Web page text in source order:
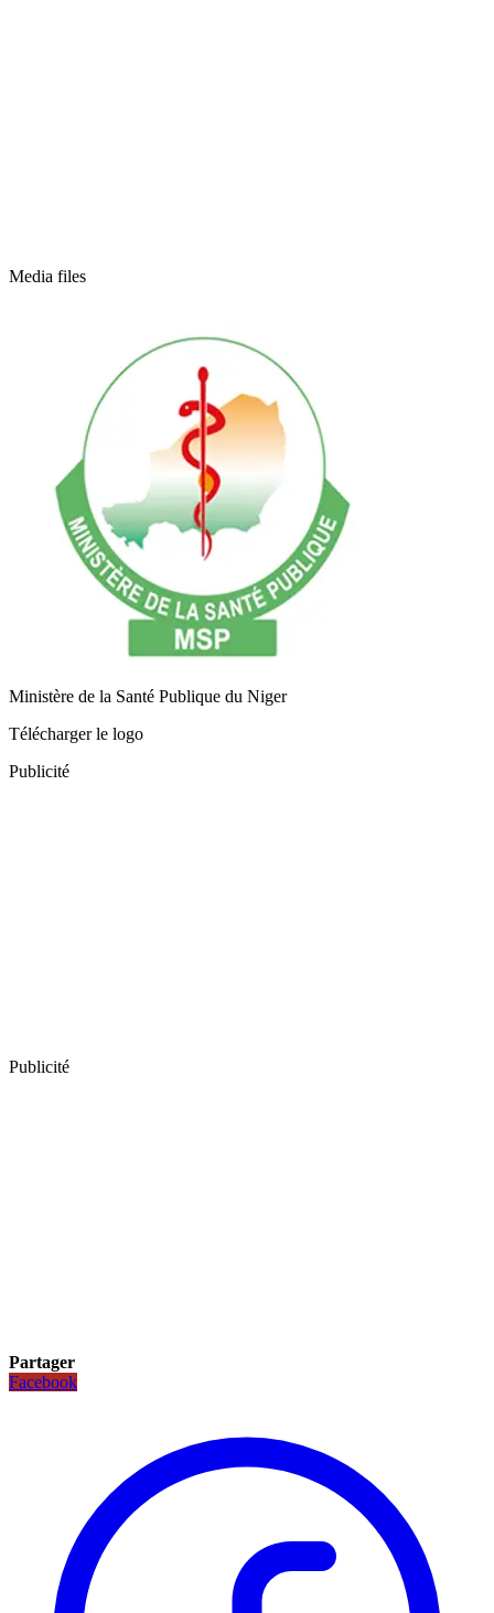
Media files
Ministère de la Santé Publique du Niger
Télécharger le logo
Publicité
Publicité
Partager
Facebook